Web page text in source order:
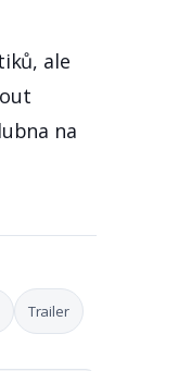
ale
na
Trailer